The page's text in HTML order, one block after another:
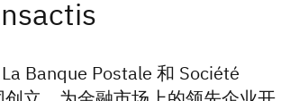
Banque Postale 和 Société